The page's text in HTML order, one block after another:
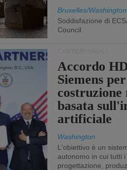
Bruxelles/Washington
Soddisfazione di
Council
Accordo
Siemens
costruzione
basata
artificiale
Washington
L'obiettivo è un
autonomo in cui tutti
progettazione,